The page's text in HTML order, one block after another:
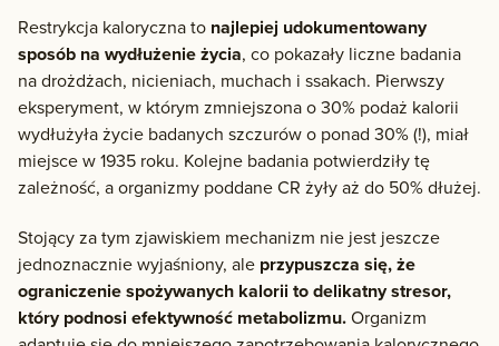
Restrykcja kaloryczna to najlepiej udokumentowany
sposób na wydłużenie życia, co pokazały liczne badania
na drożdżach, nicieniach, muchach i ssakach. Pierwszy
eksperyment, w którym zmniejszona o 30% podaż kalorii
wydłużyła życie badanych szczurów o ponad 30% (!), miał
miejsce w 1935 roku. Kolejne badania potwierdziły tę
zależność, a organizmy poddane CR żyły aż do 50% dłużej.
Stojący za tym zjawiskiem mechanizm nie jest jeszcze
jednoznacznie wyjaśniony, ale przypuszcza się, że
ograniczenie spożywanych kalorii to delikatny stresor,
który podnosi efektywność metabolizmu.Organizm